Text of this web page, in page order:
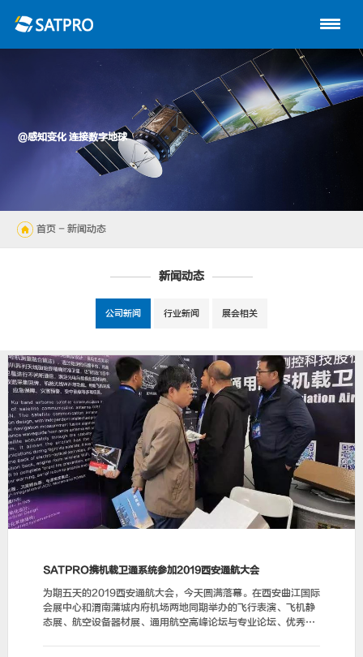
关于星展
动中通系列
新闻动态
联系我们
@感知变化 连接数字地球
首页 - 新闻动态
新闻动态
公司新闻 行业新闻 展会相关
SATPRO携机载卫通系统参加2019西安通航大会
为期五天的2019西安通航大会，今天圆满落幕。在西安曲江国际
会展中心和渭南蒲城内府机场两地同期举办的飞行表演、飞机静
态展、航空设备器材展、通用航空高峰论坛与专业论坛、优秀科